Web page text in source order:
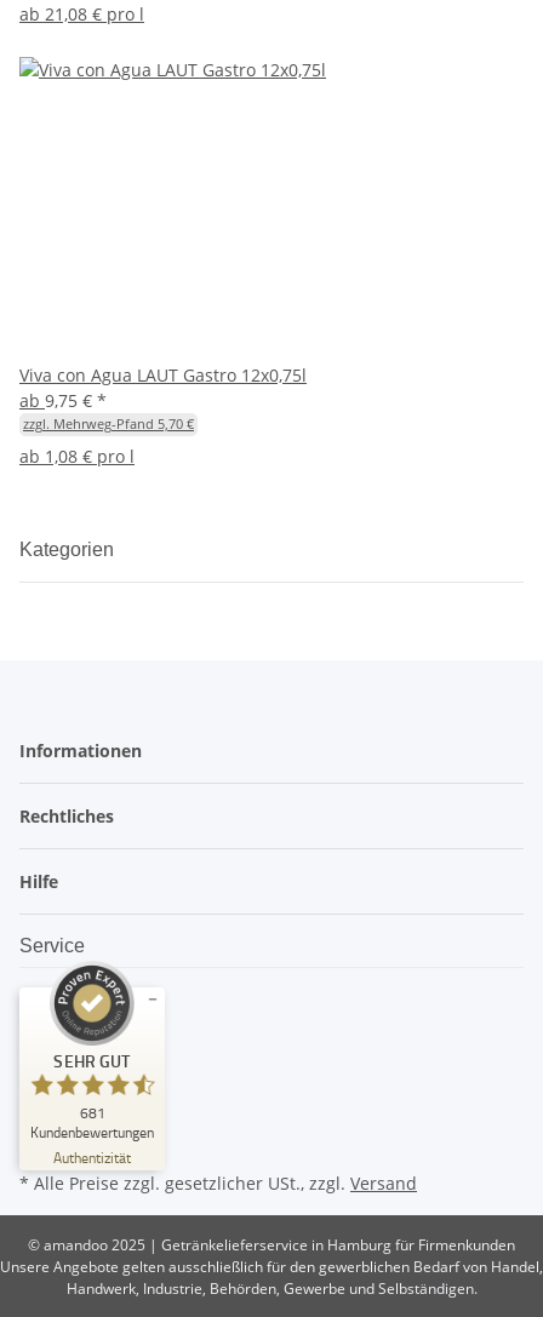
ab 21,08 € pro l
Viva con Agua LAUT Gastro 12x0,75l
ab 9,75 € *
zzgl. Mehrweg-Pfand 5,70 €
ab 1,08 € pro l
Kategorien
Informationen
Rechtliches
Hilfe
Service
SEHR GUT
681
Kundenbewertungen
Authentizität
Kundenbewertungen und Erfahrungen zu
SEHR GUT
4,74
/
5,00
Bewertungen auf
ProvenExpert.com
Bewertungen von
anderen Quellen
* Alle Preise zzgl. gesetzlicher USt., zzgl. Versand
© amandoo 2025 | Getränkelieferservice in Hamburg für Firmenkunden
Unsere Angebote gelten ausschließlich für den gewerblichen Bedarf von Handel,
Handwerk, Industrie, Behörden, Gewerbe und Selbständigen.